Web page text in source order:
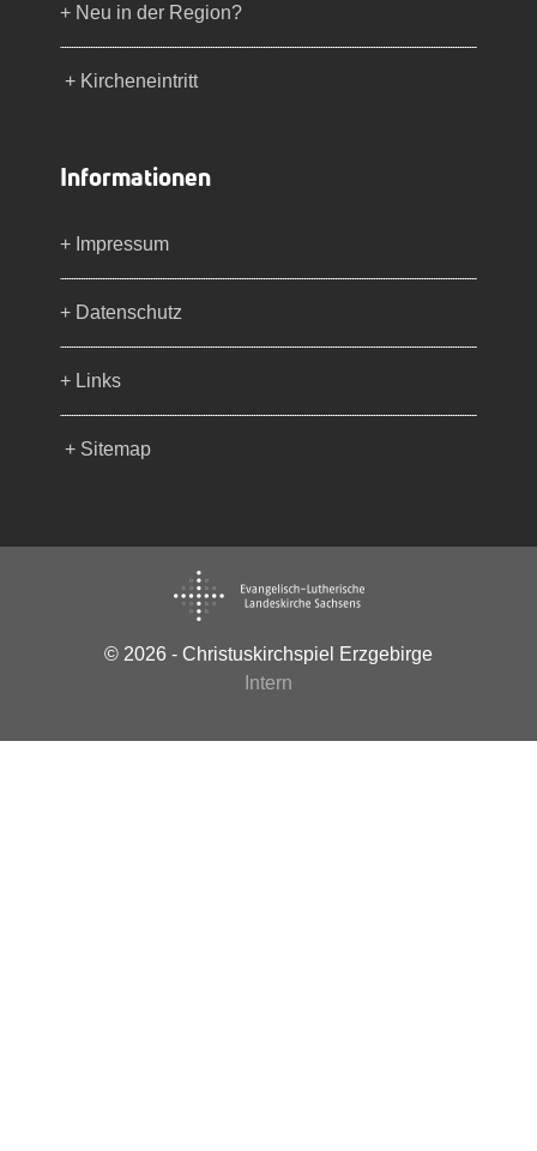
+ Neu in der Region?
+ Kircheneintritt
Informationen
+ Impressum
+ Datenschutz
+ Links
+ Sitemap
© 2026 - Christuskirchspiel Erzgebirge
Intern